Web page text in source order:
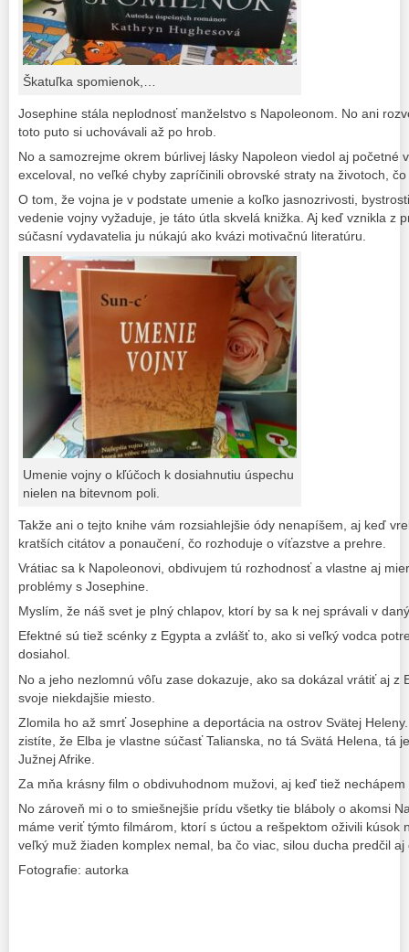
Škatuľka spomienok,…
Josephine stála neplodnosť manželstvo s Napoleonom. No ani
toto puto si uchovávali až po hrob.
No a samozrejme okrem búrlivej lásky Napoleon viedol aj početné
exceloval, no veľké chyby zapríčinili obrovské straty na životoch,
O tom, že vojna je v podstate umenie a koľko jasnozrivosti,
vedenie vojny vyžaduje, je táto útla skvelá knižka. Aj keď vznikla z
súčasní vydavatelia ju núkajú ako kvázi motivačnú literatúru.
Umenie vojny o kľúčoch k dosiahnutiu úspechu
nielen na bitevnom poli.
Takže ani o tejto knihe vám rozsiahlejšie ódy nenapíšem, aj keď
kratších citátov a ponaučení, čo rozhoduje o víťazstve a prehre.
Vrátiac sa k Napoleonovi, obdivujem tú rozhodnosť a vlastne aj
problémy s Josephine.
Myslím, že náš svet je plný chlapov, ktorí by sa k nej správali v
Efektné sú tiež scénky z Egypta a zvlášť to, ako si veľký vodca
dosiahol.
No a jeho nezlomnú vôľu zase dokazuje, ako sa dokázal vrátiť aj z
svoje niekdajšie miesto.
Zlomila ho až smrť Josephine a deportácia na ostrov Svätej
zistíte, že Elba je vlastne súčasť Talianska, no tá Svätá Helena, tá
Južnej Afrike.
Za mňa krásny film o obdivuhodnom mužovi, aj keď tiež
No zároveň mi o to smiešnejšie prídu všetky tie bláboly o akomsi
máme veriť týmto filmárom, ktorí s úctou a rešpektom oživili kúsok
veľký muž žiaden komplex nemal, ba čo viac, silou ducha predčil
Fotografie: autorka